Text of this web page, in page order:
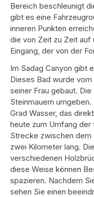
Bereich beschleunigt
gibt es eine
inneren Punkten
die von Zeit zu Zeit auf
Eingang, der von der
Im Sadag Canyon gibt
Dieses Bad wurde vom
seiner Frau gebaut.
Steinmauern
Grad Wasser, das
heute zum Umfang
Strecke zwischen dem
zwei Kilometer lang.
verschiedenen
diese Weise können
spazieren. Nachdem
sehen Sie einen